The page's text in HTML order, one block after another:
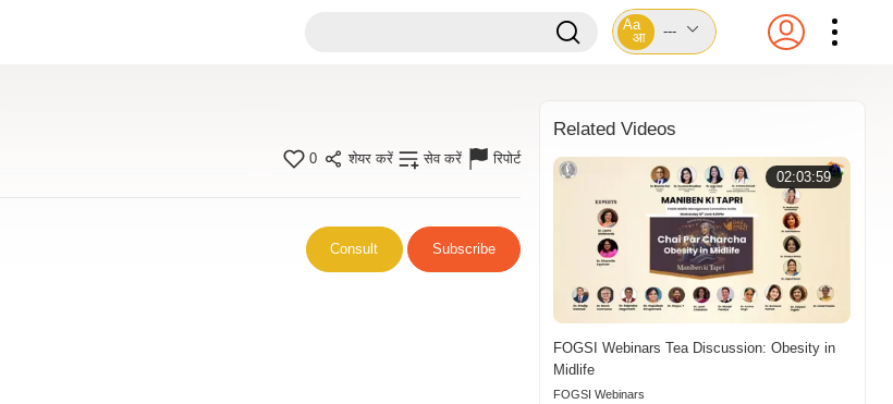
Aa
आ
---
0 शेयर करें सेव करें रिपोर्ट
Consult Subscribe
Related Videos
02:03:59
FOGSI Webinars Tea Discussion: Obesity in
Midlife
FOGSI Webinars